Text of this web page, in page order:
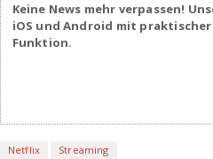
Keine News mehr verpassen!
iOS und Android mit praktischer
Funktion.
Netflix Streaming